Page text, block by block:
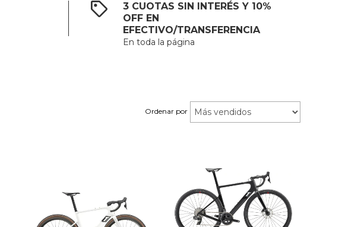
3 CUOTAS SIN INTERÉS Y 10%
OFF EN
EFECTIVO/TRANSFERENCIA
En toda la página
Ordenar por